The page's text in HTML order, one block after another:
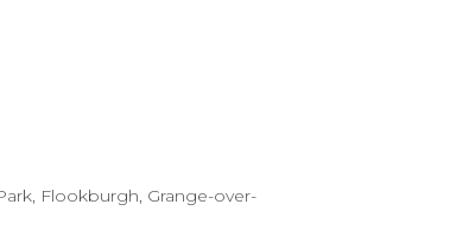
Flookburgh, Grange-over-